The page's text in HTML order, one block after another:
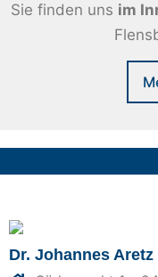
Sie finden uns im
Dr. Johannes